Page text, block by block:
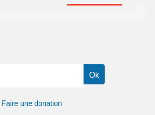
Faire une donation